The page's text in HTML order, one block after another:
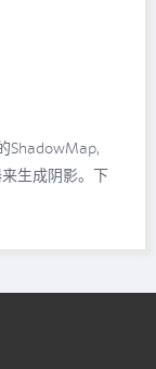
ShadowMap,
生成阴影。下